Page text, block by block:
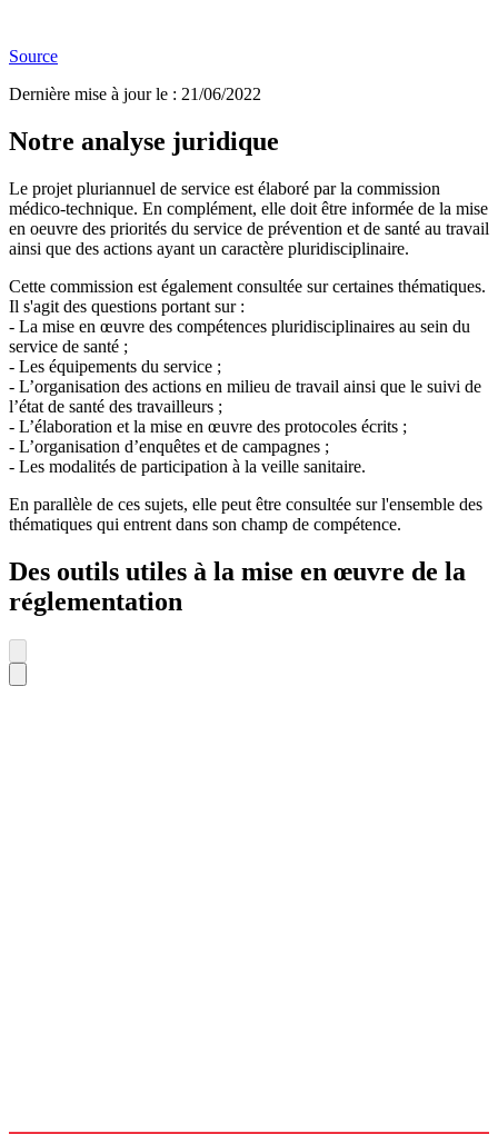
Source
Dernière mise à jour le : 21/06/2022
Notre analyse juridique
Le projet pluriannuel de service est élaboré par la commission
médico-technique. En complément, elle doit être informée de la mise
en oeuvre des priorités du service de prévention et de santé au travail
ainsi que des actions ayant un caractère pluridisciplinaire.
Cette commission est également consultée sur certaines thématiques.
Il s'agit des questions portant sur :
- La mise en œuvre des compétences pluridisciplinaires au sein du
service de santé ;
- Les équipements du service ;
- L’organisation des actions en milieu de travail ainsi que le suivi de
l’état de santé des travailleurs ;
- L’élaboration et la mise en œuvre des protocoles écrits ;
- L’organisation d’enquêtes et de campagnes ;
- Les modalités de participation à la veille sanitaire.
En parallèle de ces sujets, elle peut être consultée sur l'ensemble des
thématiques qui entrent dans son champ de compétence.
Des outils utiles à la mise en œuvre de la
réglementation